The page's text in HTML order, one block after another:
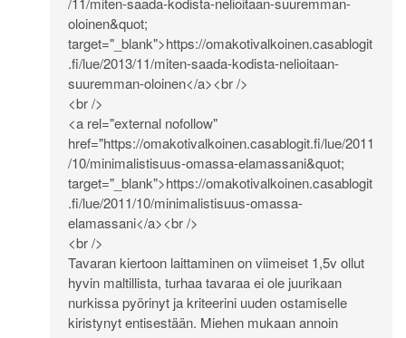
oloinen&quot;
target="_blank">https://omakotivalkoinen.casablogit
.fi/lue/2013/11/miten-saada-kodista-nelioitaan-
suuremman-oloinen</a><br/>
<br />
<a rel="external nofollow"
href="https://omakotivalkoinen.casablogit.fi/lue/2011
/10/minimalistisuus-omassa-elamassani&quot;
target="_blank">https://omakotivalkoinen.casablogit
.fi/lue/2011/10/minimalistisuus-omassa-
elamassani</a><br/>
<br />
Tavaran kiertoon laittaminen on viimeiset 1,5v ollut
hyvin maltillista, turhaa tavaraa ei ole juurikaan
nurkissa pyörinyt ja kriteerini uuden ostamiselle
kiristynyt entisestään. Miehen mukaan annoin